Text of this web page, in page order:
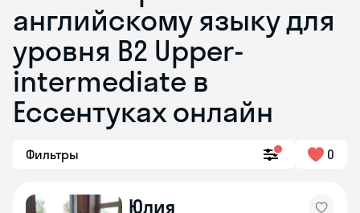
английскому языку для
уровня B2 Upper-
intermediate в
Ессентуках онлайн
Фильтры 0
Юлия
online